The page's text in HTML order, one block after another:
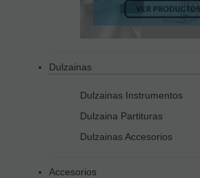
Dulzainas
Dulzainas Instrumentos
Dulzaina Partituras
Dulzainas Accesorios
Accesorios